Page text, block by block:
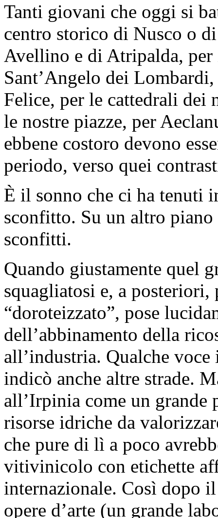
Tanti giovani che oggi si
centro storico di Nusco o
Avellino e di Atripalda,
Sant’Angelo dei
Felice, per le cattedrali dei
le nostre piazze, per
ebbene costoro devono
periodo, verso quei
È il sonno che ci ha tenuti
sconfitto. Su un altro
sconfitti.
Quando giustamente quel
squagliatosi e, a
“doroteizzato”, pose
dell’abbinamento della
all’industria. Qualche
indicò anche altre strade.
all’Irpinia come un grande
risorse idriche da
che pure di lì a poco
vitivinicolo con etichette
internazionale. Così dopo
opere d’arte (un grande